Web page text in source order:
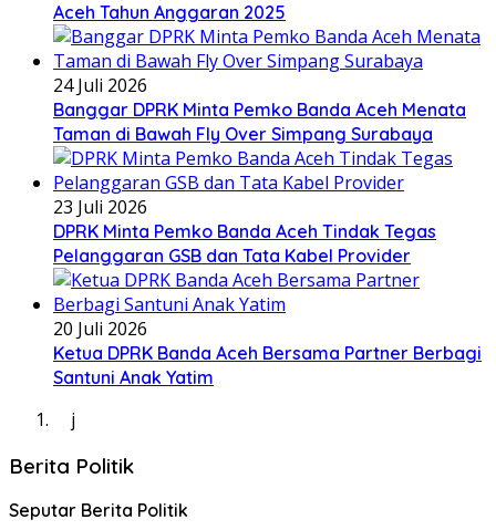
Aceh Tahun Anggaran 2025
24 Juli 2026
Banggar DPRK Minta Pemko Banda Aceh Menata
Taman di Bawah Fly Over Simpang Surabaya
23 Juli 2026
DPRK Minta Pemko Banda Aceh Tindak Tegas
Pelanggaran GSB dan Tata Kabel Provider
20 Juli 2026
Ketua DPRK Banda Aceh Bersama Partner Berbagi
Santuni Anak Yatim
j
Berita Politik
Seputar Berita Politik